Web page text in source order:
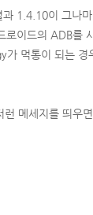
1.4.10이 그나마
이드의 ADB를
가 먹통이 되는
메세지를 띄우